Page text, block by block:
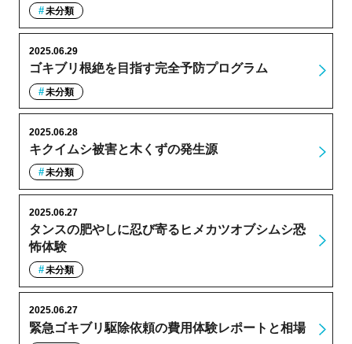
未分類
ゴキブリ根絶を目指す完全予防プログラム
2025.06.29
未分類
キクイムシ被害と木くずの発生源
2025.06.28
未分類
タンスの肥やしに忍び寄るヒメカツオブシムシ恐
怖体験
2025.06.27
未分類
緊急ゴキブリ駆除依頼の費用体験レポートと相場
2025.06.27